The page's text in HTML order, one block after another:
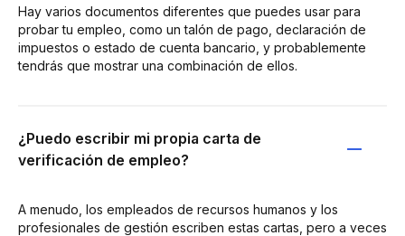
Hay varios documentos diferentes que puedes usar para
probar tu empleo, como un talón de pago, declaración de
impuestos o estado de cuenta bancario, y probablemente
tendrás que mostrar una combinación de ellos.
¿Puedo escribir mi propia carta de
verificación de empleo?
A menudo, los empleados de recursos humanos y los
profesionales de gestión escriben estas cartas, pero a veces